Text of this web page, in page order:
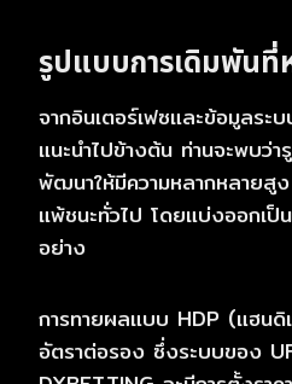
รูปแบบการเดิมพันที่
จากอินเตอร์เฟซและข้อมูลระ
แนะนำไปข้างต้น ท่านจะพบว่
พัฒนาให้มีความหลากหลายสู
แพ้ชนะทั่วไป โดยแบ่งออกเ
อย่าง
การทายผลแบบ HDP (แฮน
อัตราต่อรอง ซึ่งระบบของ